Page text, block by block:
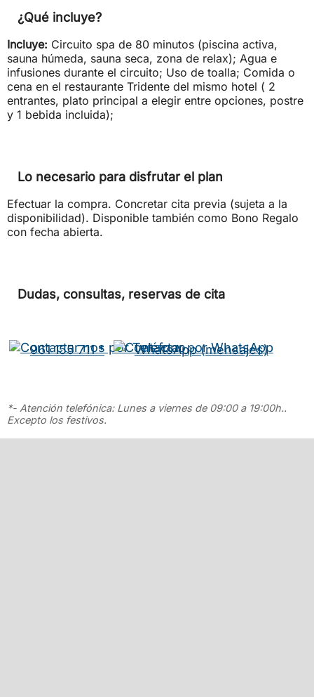
¿Qué incluye?
Incluye: Circuito spa de 80 minutos (piscina activa,
sauna húmeda, sauna seca, zona de relax); Agua e
infusiones durante el circuito; Uso de toalla; Comida o
cena en el restaurante Tridente del mismo hotel ( 2
entrantes, plato principal a elegir entre opciones, postre
y 1 bebida incluida);
Lo necesario para disfrutar el plan
Efectuar la compra. Concretar cita previa (sujeta a la
disponibilidad). Disponible también como Bono Regalo
con fecha abierta.
Dudas, consultas, reservas de cita
961 155 711 * WhatsApp (mensajes)
*- Atención telefónica: Lunes a viernes de 09:00 a 19:00h..
Excepto los festivos.